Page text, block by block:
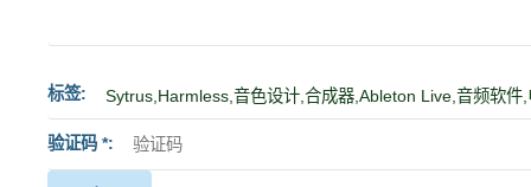
标签
验证码 *